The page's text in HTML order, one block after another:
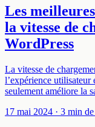
Les
la vitesse de
WordPress
La vitesse de
l’expérience
seulement améliore la
17 mai 2024 · 3 min